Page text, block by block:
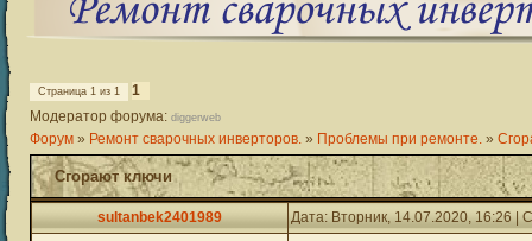
Страница 1 из 1
1
Модератор форума: diggerweb
Форум » Ремонт сварочных инверторов. » Проблемы при ремонте. »
Сгорают ключи
sultanbek2401989 Дата: Вторник, 14.07.2020, 16:26 |